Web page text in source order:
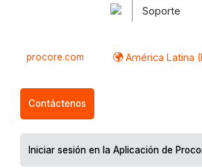
Soporte
procore.com América Latina
Contáctenos
Iniciar sesión en la Aplicación de